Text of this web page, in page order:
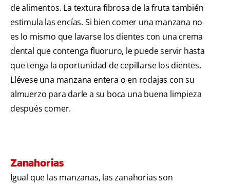
de alimentos. La textura fibrosa de la fruta también
estimula las encías. Si bien comer una manzana no
es lo mismo que lavarse los dientes con una crema
dental que contenga fluoruro, le puede servir hasta
que tenga la oportunidad de cepillarse los dientes.
Llévese una manzana entera o en rodajas con su
almuerzo para darle a su boca una buena limpieza
después comer.
Zanahorias
Igual que las manzanas, las zanahorias son